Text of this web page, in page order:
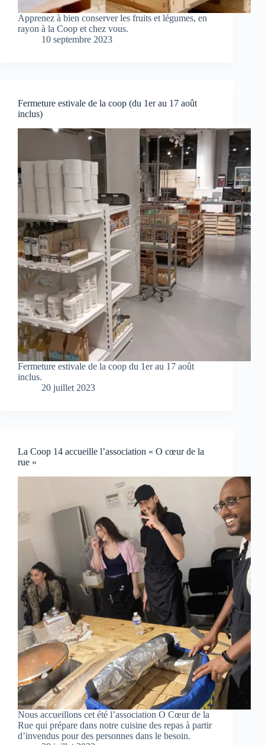
Apprenez à bien conserver les fruits et légumes, en
rayon à la Coop et chez vous.
10 septembre 2023
Fermeture estivale de la coop (du 1er au 17 août
inclus)
Fermeture estivale de la coop du 1er au 17 août
inclus.
20 juillet 2023
La Coop 14 accueille l’association « O cœur de la
rue »
Nous accueillons cet été l’association O Cœur de la
Rue qui prépare dans notre cuisine des repas à partir
d’invendus pour des personnes dans le besoin.